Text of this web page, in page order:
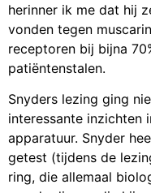
herinner ik me dat hij
vonden tegen
receptoren bij bijna
patiëntenstalen.
Snyders lezing ging
interessante inzichten
apparatuur. Snyder
getest (tijdens de
ring, die allemaal